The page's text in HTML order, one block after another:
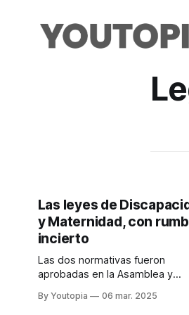
Las leyes de
y Maternidad, con
incierto
Las dos normativas fueron
aprobadas en la Asamblea y
impulsaron. Sin embargo, el
By Youtopia 06 mar. 2025